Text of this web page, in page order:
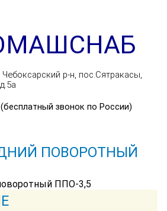
р-н, пос.Сятракасы,
звонок по России)
ПОВОРОТНЫЙ